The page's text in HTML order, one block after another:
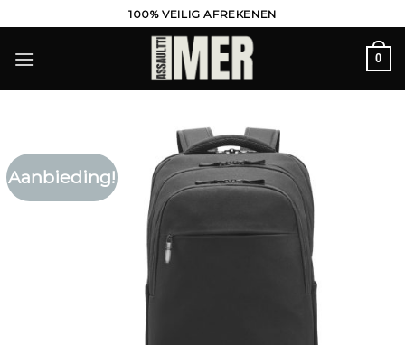
naar
inhoud
100% VEILIG AFREKENEN
0
Aanbieding!